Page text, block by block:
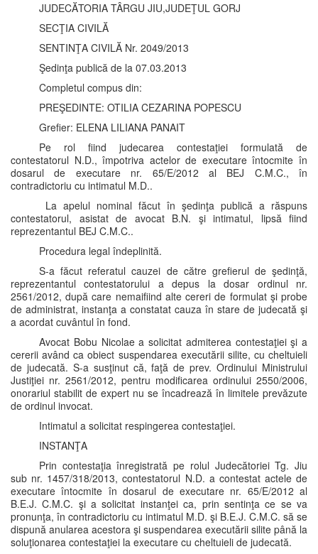
JUDECĂTORIA TÂRGU JIU,JUDEŢUL GORJ
SECŢIA CIVILĂ
SENTINŢA CIVILĂ Nr. 2049/2013
Şedinţa publică de la 07.03.2013
Completul compus din:
PREŞEDINTE: OTILIA CEZARINA POPESCU
Grefier: ELENA LILIANA PANAIT
Pe rol fiind judecarea contestaţiei formulată de
contestatorul N.D., împotriva actelor de executare întocmite în
dosarul de executare nr. 65/E/2012 al BEJ C.M.C., în
contradictoriu cu intimatul M.D..
La apelul nominal făcut în şedinţa publică a răspuns
contestatorul, asistat de avocat B.N. şi intimatul, lipsă fiind
reprezentantul BEJ C.M.C..
Procedura legal îndeplinită.
S-a făcut referatul cauzei de către grefierul de şedinţă,
reprezentantul contestatorului a depus la dosar ordinul nr.
2561/2012, după care nemaifiind alte cereri de formulat şi probe
de administrat, instanţa a constatat cauza în stare de judecată şi
a acordat cuvântul în fond.
Avocat Bobu Nicolae a solicitat admiterea contestaţiei şi a
cererii având ca obiect suspendarea executării silite, cu cheltuieli
de judecată. S-a susţinut că, faţă de prev. Ordinului Ministrului
Justiţiei nr. 2561/2012, pentru modificarea ordinului 2550/2006,
onorariul stabilit de expert nu se încadrează în limitele prevăzute
de ordinul invocat.
Intimatul a solicitat respingerea contestaţiei.
INSTANŢA
Prin contestaţia înregistrată pe rolul Judecătoriei Tg. Jiu
sub nr. 1457/318/2013, contestatorul N.D. a contestat actele de
executare întocmite în dosarul de executare nr. 65/E/2012 al
B.E.J. C.M.C. şi a solicitat instanţei ca, prin sentinţa ce se va
pronunţa, în contradictoriu cu intimatul M.D. şi B.E.J. C.M.C. să se
dispună anularea acestora şi suspendarea executării silite până la
soluţionarea contestaţiei la executare cu cheltuieli de judecată.